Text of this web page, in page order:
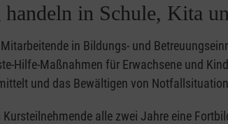
in Schule, Kita
in Bildungs- und
Hilfe-Maßnahmen für Erwachsene und
und das Bewältigen von
alle zwei Jahre eine